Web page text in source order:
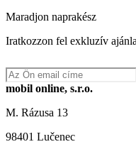
Maradjon naprakész
Iratkozzon fel exkluzív
mobil online, s.r.o.
M. Rázusa 13
98401 Lučenec